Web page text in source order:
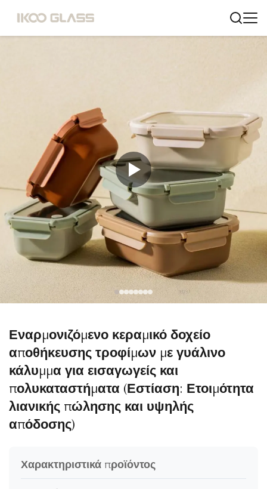
Εναρμονιζόμενο κεραμικό δοχείο
αποθήκευσης τροφίμων με γυάλινο
κάλυμμα για εισαγωγείς και
πολυκαταστήματα (Εστίαση: Ετοιμότητα
λιανικής πώλησης και υψηλής
απόδοσης)
Χαρακτηριστικά προϊόντος